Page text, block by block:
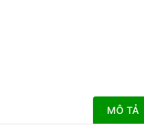
MÔ TẢ